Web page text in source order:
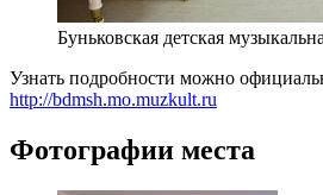
Буньковская детская
Узнать подробности можно
http://bdmsh.mo.muzkult.ru
Фотографии места